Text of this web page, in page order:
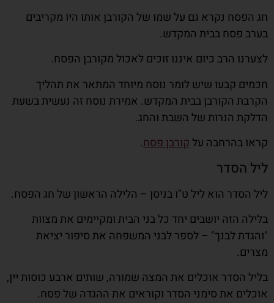
חג הפסח נקרא גם על שמו של הקורבן אותו היו מקריבים
בערב פסח בבית המקדש.
לצערנו הרב כיום איננו זוכים לאכול מקורבן הפסח.
חכמים קבעו שיש לומר נוסח מיוחד המתאר את תהליך
הקרבת הקורבן בבית המקדש. אמירת נוסח זה נעשית בשעת
הדלקת הנרות של השבת והחג.
קראו בהרחבה עלקורבן פסח.
ליל הסדר
ליל הסדר הוא ליל ט"ו בניסן – הלילה הראשון של חג הפסח.
בלילה הזה יושבים יחד כל בני הבית ומקיימים את מצוות
"והגדת לבנך" – לספר לבני המשפחה את סיפור יציאת
מצרים.
בליל הסדר אוכלים את המצה שמורה, שותים ארבע כוסות יין,
אוכלים את סימני הסדר וקוראים את ההגדה של פסח.